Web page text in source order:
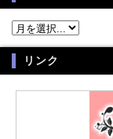
リンク